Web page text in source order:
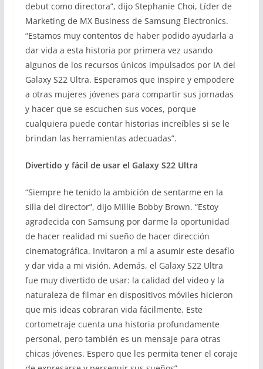
debut como directora”, dijo Stephanie Choi, Líder de
Marketing de MX Business de Samsung Electronics.
“Estamos muy contentos de haber podido ayudarla a
dar vida a esta historia por primera vez usando
algunos de los recursos únicos impulsados por IA del
Galaxy S22 Ultra. Esperamos que inspire y empodere
a otras mujeres jóvenes para compartir sus jornadas
y hacer que se escuchen sus voces, porque
cualquiera puede contar historias increíbles si se le
brindan las herramientas adecuadas”.
Divertido y fácil de usar el Galaxy S22 Ultra
“Siempre he tenido la ambición de sentarme en la
silla del director”, dijo Millie Bobby Brown. “Estoy
agradecida con Samsung por darme la oportunidad
de hacer realidad mi sueño de hacer dirección
cinematográfica. Invitaron a mí a asumir este desafío
y dar vida a mi visión. Además, el Galaxy S22 Ultra
fue muy divertido de usar: la calidad del video y la
naturaleza de filmar en dispositivos móviles hicieron
que mis ideas cobraran vida fácilmente. Este
cortometraje cuenta una historia profundamente
personal, pero también es un mensaje para otras
chicas jóvenes. Espero que les permita tener el coraje